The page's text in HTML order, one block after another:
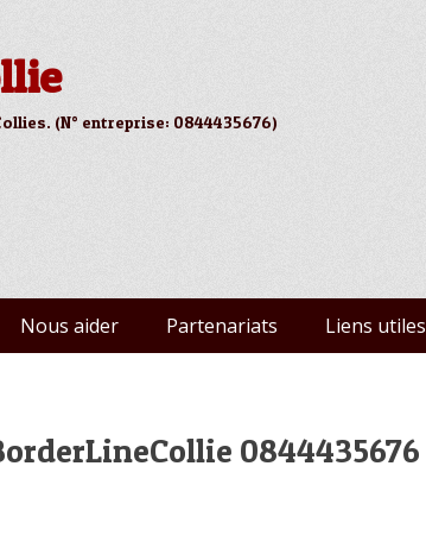
(N° entreprise: 0844435676)
Nous aider Partenariats Liens utiles
0844435676